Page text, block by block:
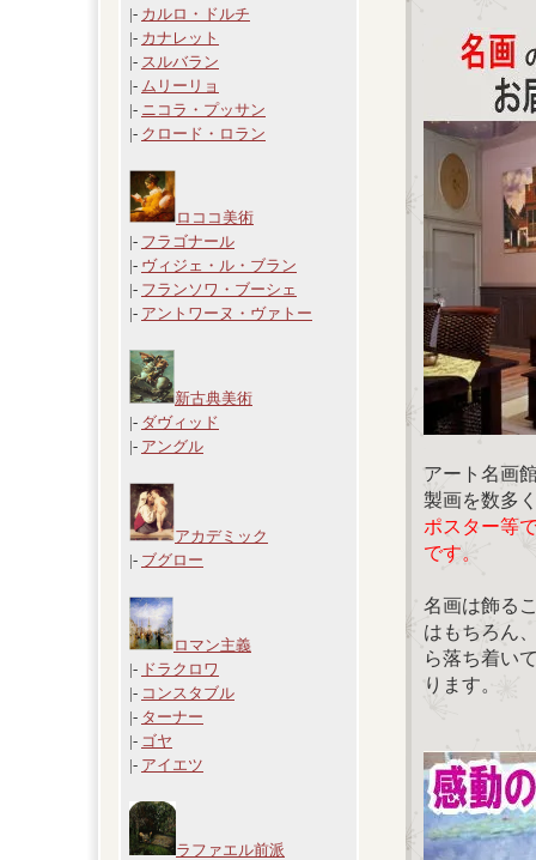
|- カルロ・ドルチ
|- カナレット
|- スルバラン
|- ムリーリョ
|- ニコラ・プッサン
|- クロード・ロラン
ロココ美術
|- フラゴナール
|- ヴィジェ・ル・ブラン
|- フランソワ・ブーシェ
|- アントワーヌ・ヴァトー
新古典美術
|- ダヴィッド
|- アングル
アカデミック
|- ブグロー
ロマン主義
|- ドラクロワ
|- コンスタブル
|- ターナー
|- ゴヤ
|- アイエツ
ラファエル前派
アート名画
製画を数多
ポスター等
です。
名画は飾る
はもちろん
ら落ち着い
ります。